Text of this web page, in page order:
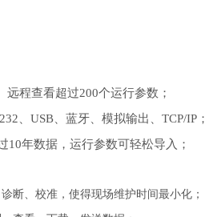
远程查看超过200个运行参数；
、USB、蓝牙、模拟输出、TCP/IP；
10年数据，运行参数可轻松导入；
断、校准，使得现场维护时间最小化；